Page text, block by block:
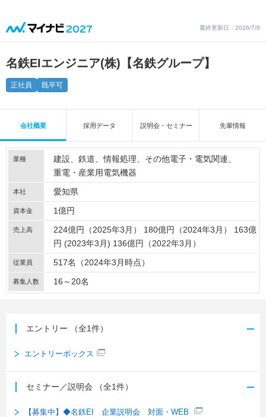
最終更新日：2026/7/8
名鉄EIエンジニア(株)【名鉄グループ】
正社員 既卒可
会社概要 採用データ 説明会・セミナー 先輩情報
業種 建設 鉄道 情報処理
その他電子・電気関連
重電・産業用電気機器
本社 愛知県
資本金 1億円
売上高
224億円（2025年3月） 180億円（2024年3月） 163億
円 (2023年3月) 136億円（2022年3月）
従業員 517名（2024年3月時点）
募集人数 16～20名
エントリー （全1件）
エントリーボックス
セミナー／説明会 （全1件）
【募集中】◆名鉄EI 企業説明会 対面・WEB